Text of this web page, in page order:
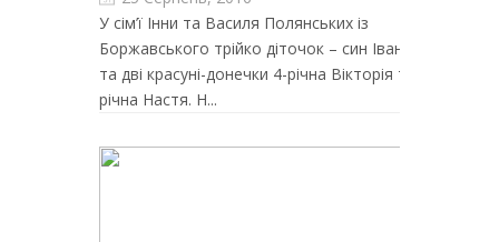
У сім’ї Інни та Василя Полянських із
Боржавського трійко діточок – син Іванко
та дві красуні-донечки 4-річна Вікторія та 6-
річна Настя. Н...